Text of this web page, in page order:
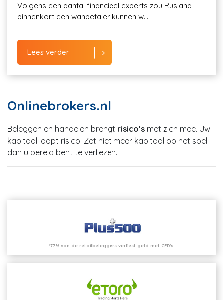
Volgens een aantal financieel experts zou Rusland
binnenkort een wanbetaler kunnen w...
Lees verder
Onlinebrokers.nl
Beleggen en handelen brengt risico’s met zich mee. Uw
kapitaal loopt risico. Zet niet meer kapitaal op het spel
dan u bereid bent te verliezen.
*77% van de retailbeleggers verliest geld met CFD’s.